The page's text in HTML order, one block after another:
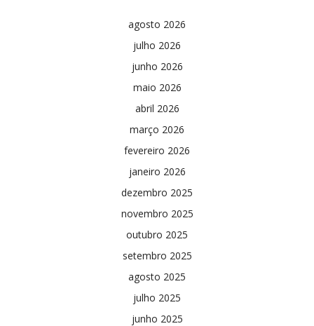
agosto 2026
julho 2026
junho 2026
maio 2026
abril 2026
março 2026
fevereiro 2026
janeiro 2026
dezembro 2025
novembro 2025
outubro 2025
setembro 2025
agosto 2025
julho 2025
junho 2025